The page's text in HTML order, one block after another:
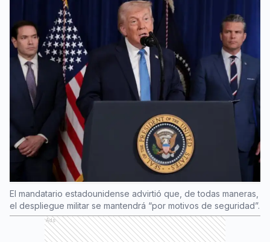
El mandatario estadounidense advirtió que, de todas maneras,
el despliegue militar se mantendrá “por motivos de seguridad”.
Ads